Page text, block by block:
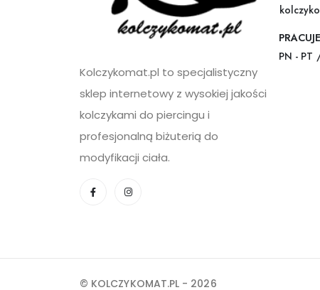
Kolczykomat.pl to specjalistyczny
sklep internetowy z wysokiej jakości
kolczykami do piercingu i
profesjonalną biżuterią do
modyfikacji ciała.
PN - PT
© KOLCZYKOMAT.PL - 2026